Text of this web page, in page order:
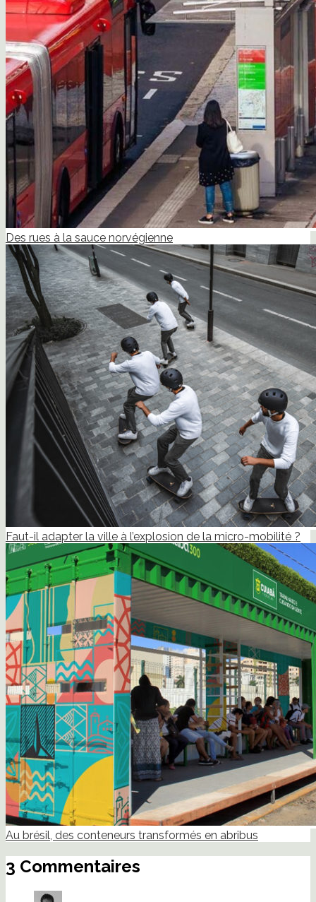
Des rues à la sauce norvégienne
Faut-il adapter la ville à l’explosion de la micro-mobilité ?
Au brésil, des conteneurs transformés en abribus
3 Commentaires